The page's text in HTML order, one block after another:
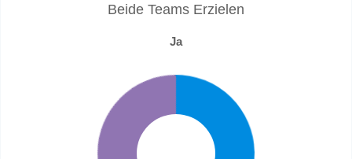
Beide Teams Erzielen
Ja